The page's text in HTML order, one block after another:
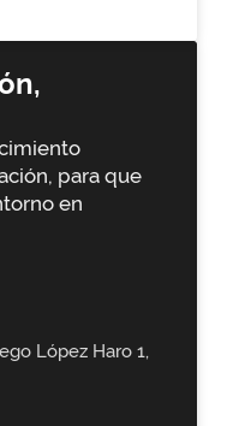
para que
en
López Haro 1,